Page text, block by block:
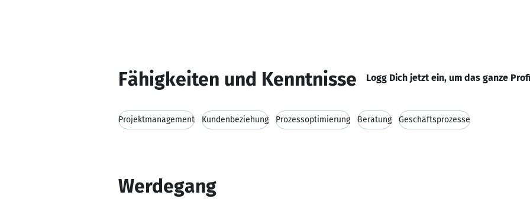
Fähigkeiten und Kenntnisse Logg Dich jetzt ein, um das ganze
Projektmanagement Kundenbeziehung Prozessoptimierung Beratung Geschäftsprozesse
Werdegang